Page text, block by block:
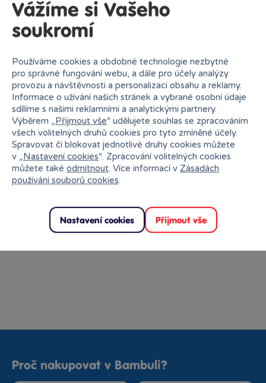
Proč nakupovat v Bambuli?
Vážíme si Vašeho
soukromí
Používáme cookies a obdobné technologie nezbytné
pro správné fungování webu, a dále pro účely analýzy
provozu a návštěvnosti a personalizaci obsahu a reklamy.
Informace o užívání našich stránek a vybrané osobní údaje
sdílíme s našimi reklamními a analytickými partnery.
Výběrem „Přijmout vše“ udělujete souhlas se zpracováním
všech volitelných druhů cookies pro tyto zmíněné účely.
Spravovat či blokovat jednotlivé druhy cookies můžete
v „Nastavení cookies“. Zpracování volitelných cookies
můžete také odmítnout. Více informací v Zásadách
používání souborů cookies.
Nastavení cookies Přijmout vše